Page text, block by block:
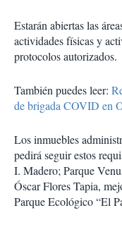
Estarán abiertas las
actividades físicas y
protocolos autorizados.
También puedes leer:
de brigada COVID en
Los inmuebles
pedirá seguir estos
I. Madero; Parque
Óscar Flores Tapia,
Parque Ecológico “El